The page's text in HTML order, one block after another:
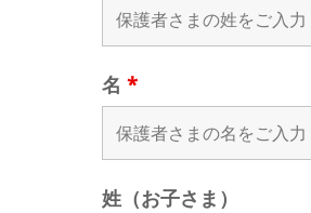
名 *
姓（お子さま）